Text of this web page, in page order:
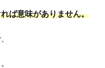
ば意味がありません。